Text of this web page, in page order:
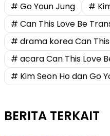
# Go Youn Jung
#
# Can This Love Be
# drama korea Can
# acara Can This Love
# Kim Seon Ho dan Go
BERITA TERKAIT